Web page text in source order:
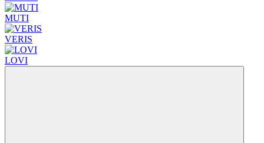
MUTI
VERIS
LOVI